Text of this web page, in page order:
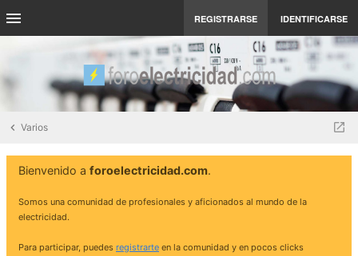
REGISTRARSE IDENTIFICARSE
Varios
Bienvenido a foroelectricidad.com.
Somos una comunidad de profesionales y aficionados al mundo de la
electricidad.
Para participar, puedes registrarte en la comunidad y en pocos clicks